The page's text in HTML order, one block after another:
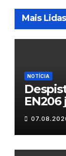
Mais Lidas
NOTÍCIA
Fornos